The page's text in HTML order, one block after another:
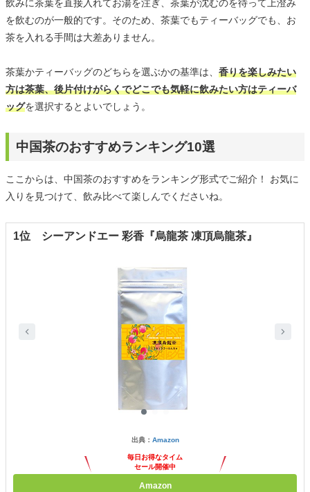
飲みに茶葉を直接入れてお湯を注ぎ、茶葉が沈むのを待って上澄み
を飲むのが一般的です。そのため、茶葉でもティーバッグでも、お
茶を入れる手間は大差ありません。
茶葉かティーバッグのどちらを選ぶかの基準は、 香りを楽しみたい
方は茶葉、後片付けがらくでどこでも気軽に飲みたい方はティーバ
ッグを選択するとよいでしょう。
中国茶のおすすめランキング10選
ここからは、中国茶のおすすめをランキング形式でご紹介！ お気に
入りを見つけて、飲み比べて楽しんでくださいね。
1位 シーアンドエー 彩香『烏龍茶 凍頂烏龍茶』
出典： Amazon
毎日お得なタイム
セール開催中
Amazon